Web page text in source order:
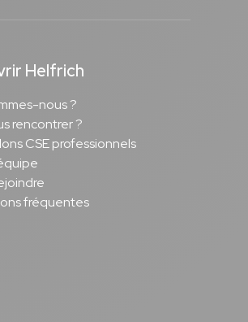
Helfrich
nous ?
rencontrer ?
CSE professionnels
fréquentes